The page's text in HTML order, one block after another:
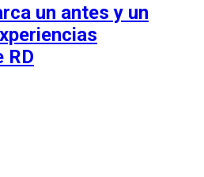
un antes y un
RD